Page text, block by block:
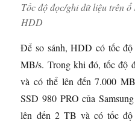
Tốc độ đọc/ghi dữ liệu trên ổ
HDD
Để so sánh, HDD có tốc
MB/s. Trong khi đó, tốc độ
và có thể lên đến 7.000
SSD 980 PRO của
lên đến 2 TB và có tốc